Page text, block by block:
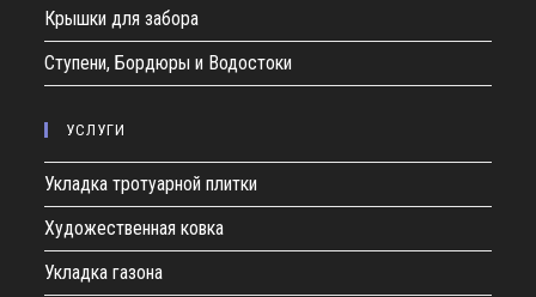
Крышки для забора
Ступени, Бордюры и Водостоки
УСЛУГИ
Укладка тротуарной плитки
Художественная ковка
Укладка газона